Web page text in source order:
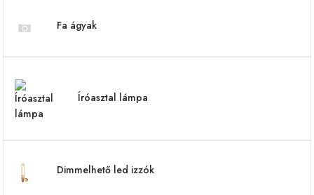
Fa ágyak
Íróasztal lámpa
Dimmelhető led izzók